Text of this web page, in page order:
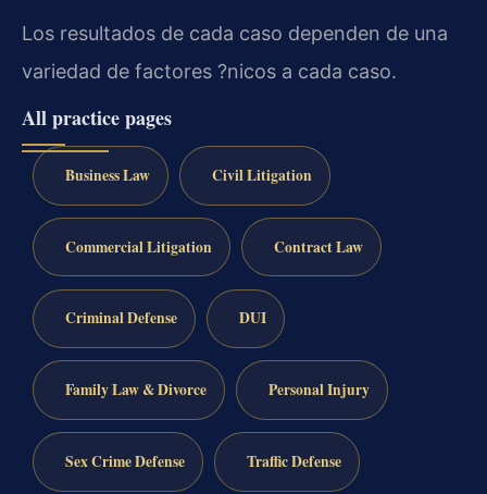
Los resultados de cada caso dependen de una
variedad de factores ?nicos a cada caso.
All practice pages
Business Law Civil Litigation
Commercial Litigation Contract Law
Criminal Defense DUI
Family Law & Divorce Personal Injury
Sex Crime Defense Traffic Defense